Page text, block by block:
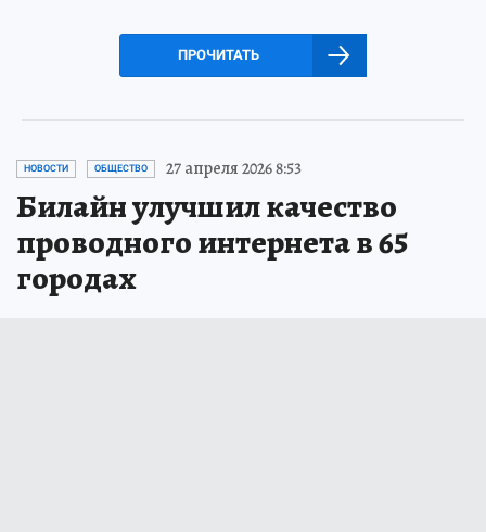
ПРОЧИТАТЬ
НОВОСТИ ОБЩЕСТВО 27 апреля 2026 8:53
Билайн улучшил качество
проводного интернета в 65
городах